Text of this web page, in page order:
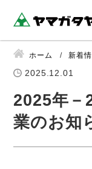
ホーム 新着
2025.12.01
2025年
業のお知